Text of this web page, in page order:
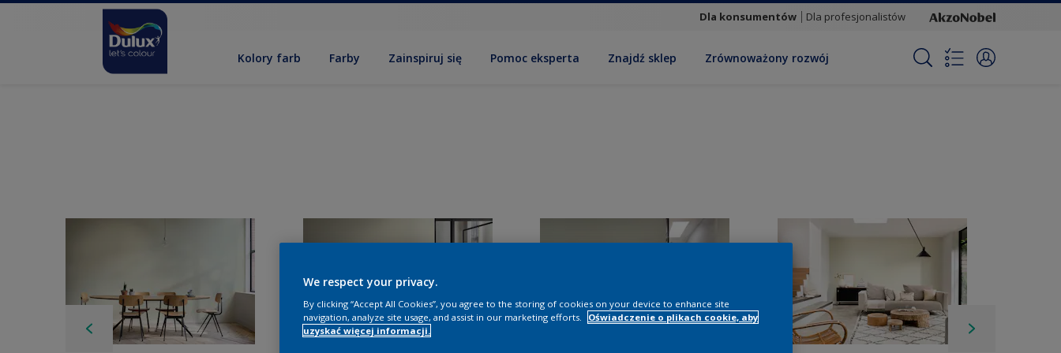
Dla konsumentów Dla profesjonalistów
Kolory farb Farby Zainspiruj się Pomoc eksperta Znajdź sklep Zrównoważony rozwój
We respect your privacy.
By clicking “Accept All Cookies”, you agree to the storing of cookies on your device to enhance site
navigation, analyze site usage, and assist in our marketing efforts.
Oświadczenie o plikach cookie, aby
uzyskać więcej informacji.